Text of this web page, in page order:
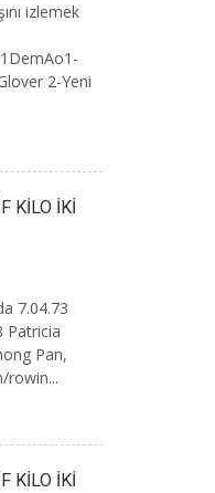
izlemek
2-Yeni
KİLO İKİ
7.04.73
Patricia
Pan,
rowin...
KİLO İKİ